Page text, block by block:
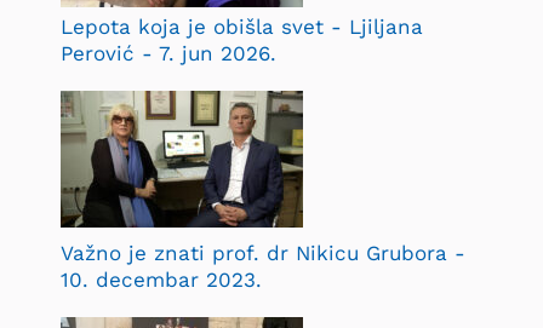
Lepota koja je obišla svet - Ljiljana
Perović - 7. jun 2026.
Važno je znati prof. dr Nikicu Grubora -
10. decembar 2023.